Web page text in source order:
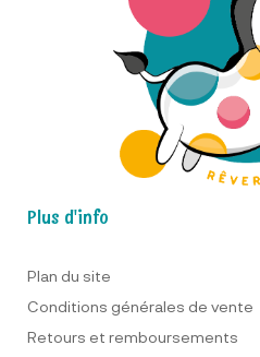
Plus d'info
Plan du site
Conditions générales de vente
Retours et remboursements